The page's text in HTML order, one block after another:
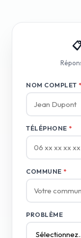
NOM COMPLET *
TÉLÉPHONE *
COMMUNE *
PROBLÈME